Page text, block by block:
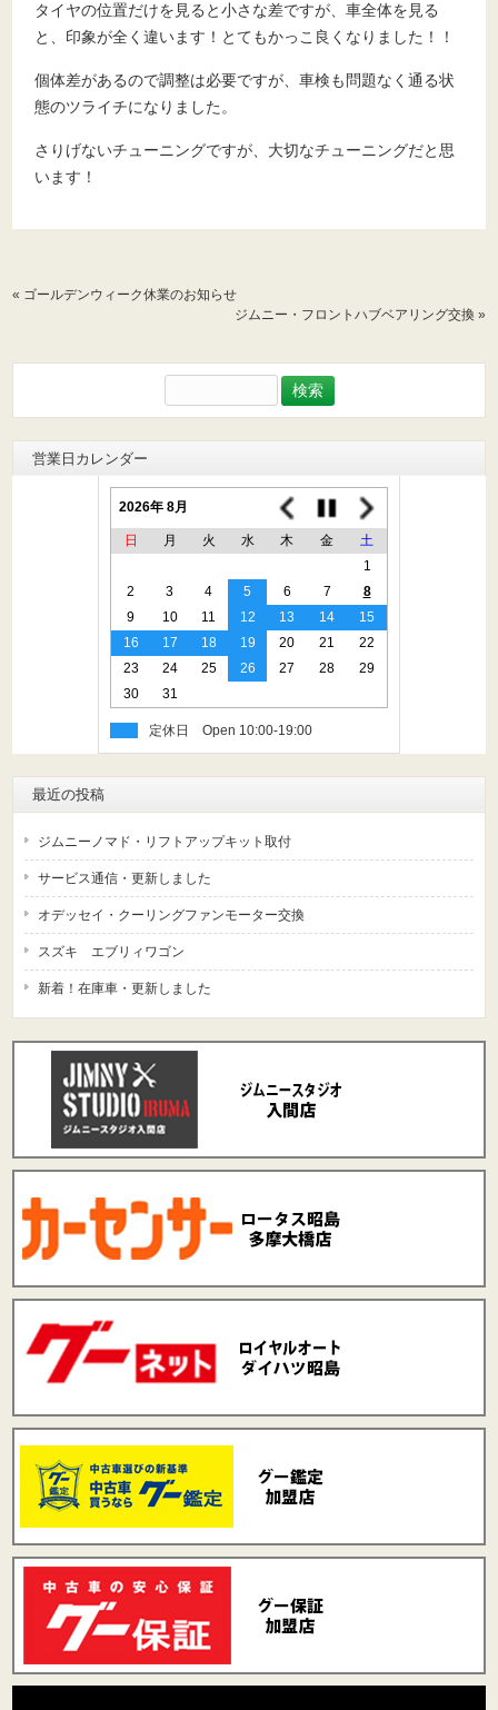
タイヤの位置だけを見ると小さな差ですが、車全体を見る
と、印象が全く違います！とてもかっこ良くなりました！！
個体差があるので調整は必要ですが、車検も問題なく通る状
態のツライチになりました。
さりげないチューニングですが、大切なチューニングだと思
います！
« ゴールデンウィーク休業のお知らせ
ジムニー・フロントハブベアリング交換 »
索:
営業日カレンダー
2026年 8月
日 月 火 水 木 金
土
1
2
3 4 5 6 7
8
9
10 11 12 13 14
15
16
17 18 19 20 21
22
23
24 25 26 27 28
29
30
31
定休日
最近の投稿
ジムニーノマド・リフトアップキット取付
サービス通信・更新しました
オデッセイ・クーリングファンモーター交換
スズキ エブリィワゴン
新着！在庫車・更新しました